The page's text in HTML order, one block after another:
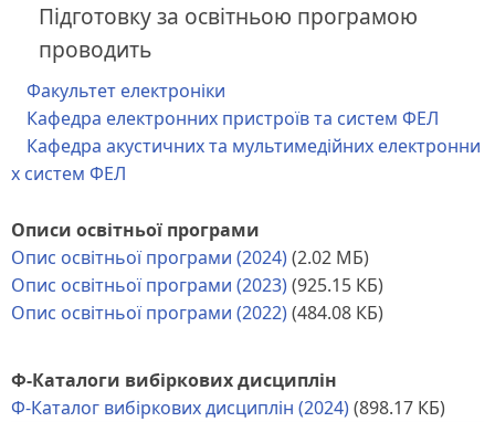
Підготовку за освітньою програмою
проводить
Факультет електроніки
Кафедра електронних пристроїв та систем ФЕЛ
Кафедра акустичних та мультимедійних електронни
х систем ФЕЛ
Описи освітньої програми
Опис освітньої програми (2024)(2.02 МБ)
Опис освітньої програми (2023)(925.15 КБ)
Опис освітньої програми (2022)(484.08 КБ)
Ф-Каталоги вибіркових дисциплін
Ф-Каталог вибіркових дисциплін (2024)(898.17 КБ)